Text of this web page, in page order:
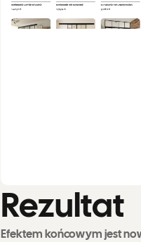
Rezultat
Efektem końcowym jest